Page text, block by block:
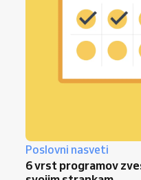
Poslovni nasveti
6 vrst programov